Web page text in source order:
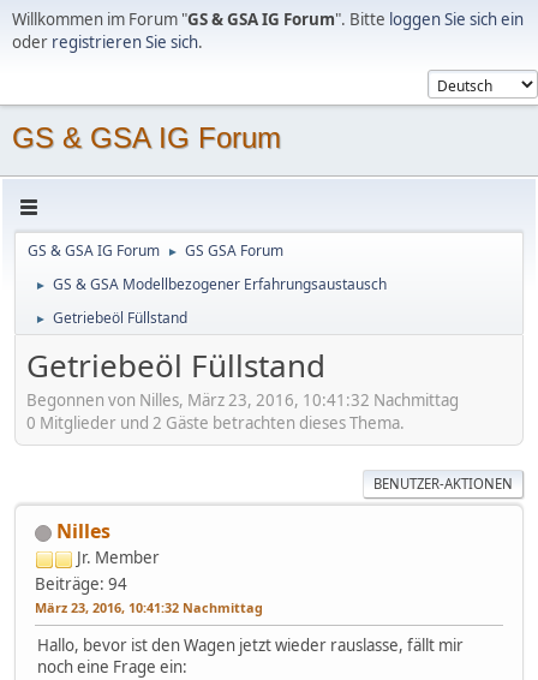
Willkommen im Forum "GS & GSA IG Forum". Bitte loggen Sie sich ein
oder registrieren Sie sich.
GS & GSA IG Forum
GS & GSA IG Forum ► GS GSA Forum
► GS & GSA Modellbezogener Erfahrungsaustausch
► Getriebeöl Füllstand
Getriebeöl Füllstand
Begonnen von Nilles, März 23, 2016, 10:41:32 Nachmittag
0 Mitglieder und 2 Gäste betrachten dieses Thema.
BENUTZER-AKTIONEN
Nilles
Jr. Member
Beiträge: 94
März 23, 2016, 10:41:32 Nachmittag
Hallo, bevor ist den Wagen jetzt wieder rauslasse, fällt mir
noch eine Frage ein: